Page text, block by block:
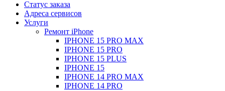
Статус заказа
Адреса сервисов
Услуги
Ремонт iPhone
IPHONE 15 PRO MAX
IPHONE 15 PRO
IPHONE 15 PLUS
IPHONE 15
IPHONE 14 PRO MAX
IPHONE 14 PRO